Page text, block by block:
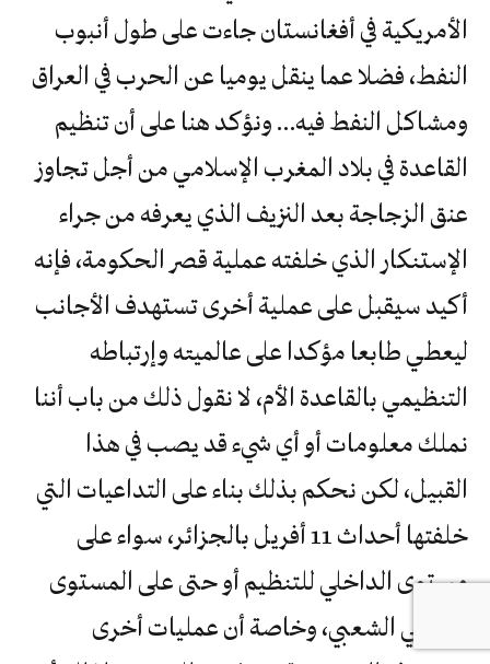
الأمريكية في أفغانستان جاءت على طول أنبوب
النفط، فضلا عما ينقل يوميا عن الحرب في العراق
ومشاكل النفط فيه… ونؤكد هنا على أن تنظيم
القاعدة في بلاد المغرب الإسلامي من أجل تجاوز
عنق الزجاجة بعد النزيف الذي يعرفه من جراء
الإستنكار الذي خلفته عملية قصر الحكومة، فإنه
أكيد سيقبل على عملية أخرى تستهدف الأجانب
ليعطي طابعا مؤكدا على عالميته وإرتباطه
التنظيمي بالقاعدة الأم، لا نقول ذلك من باب أننا
نملك معلومات أو أي شيء قد يصب في هذا
القبيل، لكن نحكم بذلك بناء على التداعيات التي
خلفتها أحداث 11 أفريل بالجزائر، سواء على
مستوى الداخلي للتنظيم أو حتى على المستوى
المحلي الشعبي، وخاصة أن عمليات أخرى